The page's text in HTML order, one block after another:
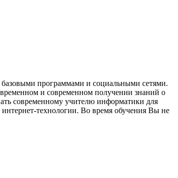
программами и социальными сетями.
и современном получении знаний о
современному учителю информатики для
технологии. Во время обучения Вы не